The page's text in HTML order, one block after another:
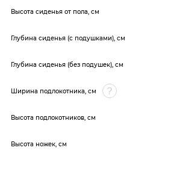
Высота сиденья от пола, см
Глубина сиденья (с подушками), см
Глубина сиденья (без подушек), см
Ширина подлокотника, см
Высота подлокотников, см
Высота ножек, см